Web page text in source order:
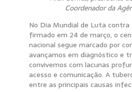
Coordenador da
No Dia Mundial de Luta contra
firmado em 24 de março, o
nacional segue marcado por
avançamos em diagnóstico e
convivemos com lacunas
acesso e comunicação. A
entre as principais causas